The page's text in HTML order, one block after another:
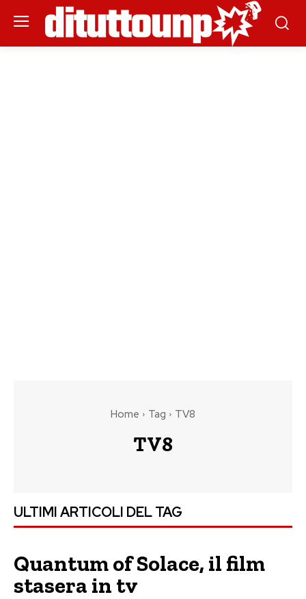
Home Tag TV8
TV8
ULTIMI ARTICOLI DEL TAG
Quantum of Solace, il film
stasera in tv